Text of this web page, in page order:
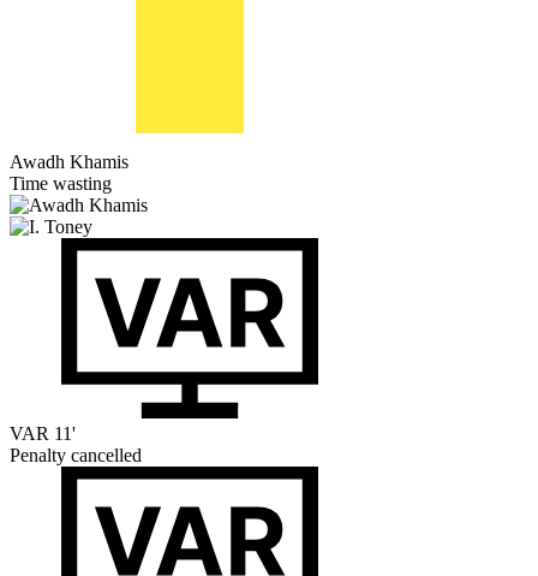
Awadh Khamis
Time wasting
VAR 11'
Penalty cancelled